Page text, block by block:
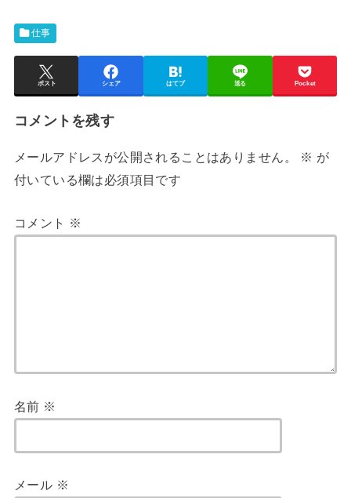
仕事
ポスト シェア はてブ 送る Pocket
コメントを残す
メールアドレスが公開されることはありません。 ※ が
付いている欄は必須項目です
コメント ※
名前 ※
メール ※